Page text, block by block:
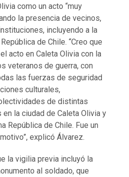
como un acto “muy
la presencia de vecinos,
incluyendo a la
de Chile. “Creo que
acto en Caleta Olivia con la
veteranos de guerra, con
las fuerzas de seguridad
culturales,
de distintas
la ciudad de Caleta Olivia y
República de Chile. Fue un
explicó Álvarez.
la vigilia previa incluyó la
al soldado, que